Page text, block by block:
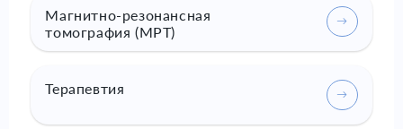
Магнитно-резонансная
томография (МРТ)
Терапевтия